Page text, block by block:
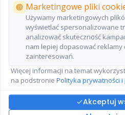
Dane dostarczone przez
© 2026 Morningstar. All Rights
herein: (1) is proprietary to
may not be copied or distributed, and
complete or timely. Neither
information. Past performance is
Marketingowe pliki
Używamy marketingowych
wyświetlać spersonalizowane
analizować skuteczność
nam lepiej dopasować reklamy
zainteresowań.
Więcej informacji na temat
na podstronie Polityka prywatności
Akceptuj